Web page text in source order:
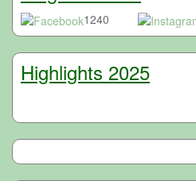
1240
Highlights 2025